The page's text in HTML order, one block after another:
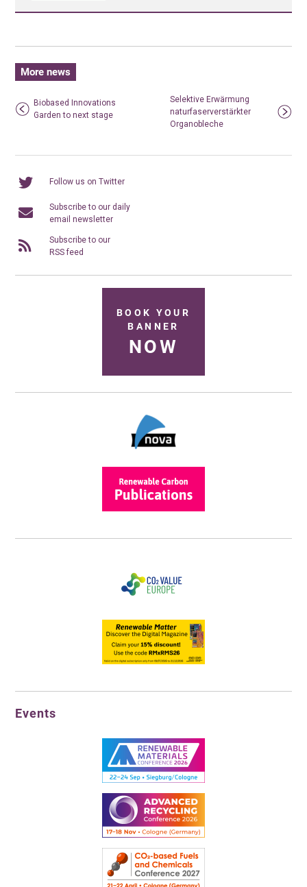
More news
Biobased Innovations
Garden to next stage
Selektive Erwärmung
naturfaserverstärkter
Organobleche
Follow us on Twitter
Subscribe to our daily
email newsletter
Subscribe to our
RSS feed
BOOK YOUR
BANNER
NOW
Events